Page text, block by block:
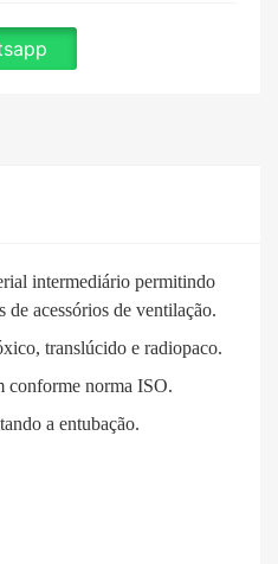
intermediário permitindo
acessórios de ventilação.
translúcido e radiopaco.
conforme norma ISO.
a entubação.